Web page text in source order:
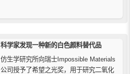
科学家发现一种新的白色颜料替代品
仿生学研究所向瑞士Impossible Materials
公司授予了希望之光奖，用于研究二氧化